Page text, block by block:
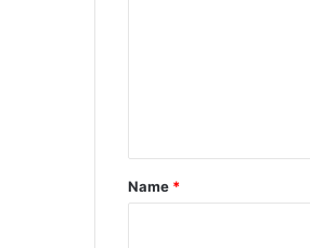
*
Name *